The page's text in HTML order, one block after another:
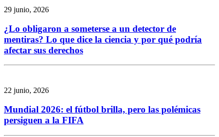
29 junio, 2026
¿Lo obligaron a someterse a un detector de
mentiras? Lo que dice la ciencia y por qué podría
afectar sus derechos
22 junio, 2026
Mundial 2026: el fútbol brilla, pero las polémicas
persiguen a la FIFA